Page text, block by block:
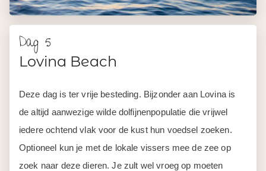
Dag 5
Lovina Beach
Deze dag is ter vrije besteding. Bijzonder aan Lovina is
de altijd aanwezige wilde dolfijnenpopulatie die vrijwel
iedere ochtend vlak voor de kust hun voedsel zoeken.
Optioneel kun je met de lokale vissers mee de zee op
zoek naar deze dieren. Je zult wel vroeg op moeten